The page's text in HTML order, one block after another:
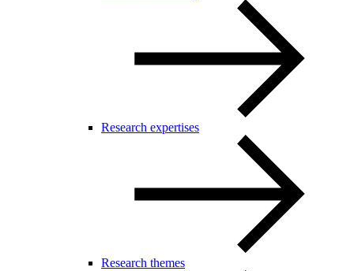
Research expertises
Research themes